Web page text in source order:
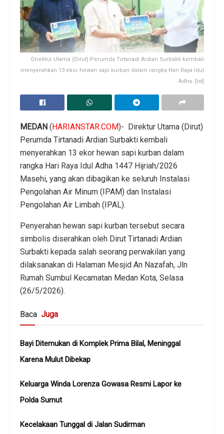
Direktur Utama (Dirut) Perumda Tirtanadi Ardian Surbakti kembali
menyerahkan 13 ekor hewan sapi kurban dalam rangka Hari Raya Idul
Adha. [Ist]
MEDAN (HARIANSTAR.COM)- Direktur Utama (Dirut)
Perumda Tirtanadi Ardian Surbakti kembali
menyerahkan 13 ekor hewan sapi kurban dalam
rangka Hari Raya Idul Adha 1447 Hijriah/2026
Masehi, yang akan dibagikan ke seluruh Instalasi
Pengolahan Air Minum (IPAM) dan Instalasi
Pengolahan Air Limbah (IPAL).
Penyerahan hewan sapi kurban tersebut secara
simbolis diserahkan oleh Dirut Tirtanadi Ardian
Surbakti kepada salah seorang perwakilan yang
dilaksanakan di Halaman Mesjid An Nazafah, Jln
Rumah Sumbul Kecamatan Medan Kota, Selasa
(26/5/2026).
Baca Juga
Bayi Ditemukan di Komplek Prima Bilal, Meninggal
Karena Mulut Dibekap
Keluarga Winda Lorenza Gowasa Resmi Lapor ke
Polda Sumut
Kecelakaan Tunggal di Jalan Sudirman